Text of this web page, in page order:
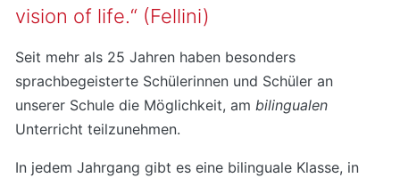
vision of life.“ (Fellini)
Seit mehr als 25 Jahren haben besonders
sprachbegeisterte Schülerinnen und Schüler an
unserer Schule die Möglichkeit, am bilingualen
Unterricht teilzunehmen.
In jedem Jahrgang gibt es eine bilinguale Klasse, in